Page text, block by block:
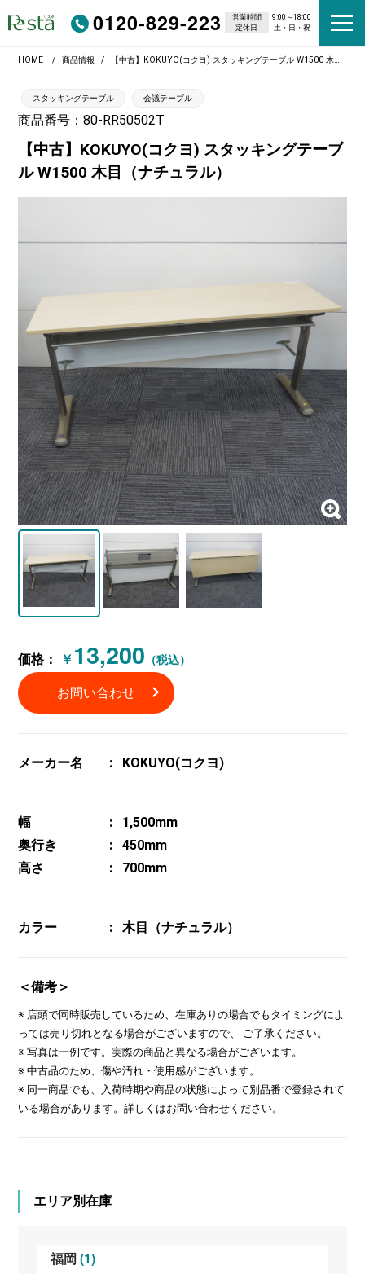
0120-829-223 営業時間
9:00～18:00
定休日
土・日・祝
HOME 商品情報 【中古】KOKUYO(コクヨ) スタッキングテーブル W1500 木目（ナチュラル）
スタッキングテーブル 会議テーブル
商品番号：80-RR50502T
【中古】KOKUYO(コクヨ) スタッキングテーブ
ル W1500 木目（ナチュラル）
価格： ￥ 13,200 （税込）
お問い合わせ
メーカー名 KOKUYO(コクヨ)
幅
1,500mm
奥行き
450mm
高さ
700mm
カラー 木目（ナチュラル）
＜備考＞
※ 店頭で同時販売しているため、在庫ありの場合でもタイミングによ
っては売り切れとなる場合がございますので、 ご了承ください。
※ 写真は一例です。実際の商品と異なる場合がございます。
※ 中古品のため、傷や汚れ・使用感がございます。
※ 同一商品でも、入荷時期や商品の状態によって別品番で登録されて
いる場合があります。詳しくはお問い合わせください。
エリア別在庫
福岡(1)